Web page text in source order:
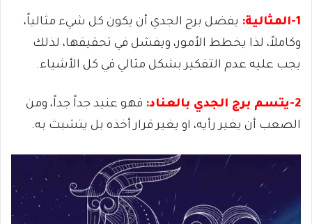
1-المثالية:
يفضل برج الجدي أن يكون كل شيء مثالياً،
وكاملاً، لذا يخطط الأمور، ويفشل في تحقيقها، لذلك
يجب عليه عدم التفكير بشكل مثالي في كل الأشياء.
2-يتسم برج الجدي بالعناد:
فهو عنيد جداً جداً، ومن
الصعب أن يغير رأيه، او يغير قرار أخذه بل يتشبث به.